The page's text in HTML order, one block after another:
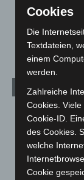
5. August 2026
Kategorien
Blaulicht
Corona-News
Hannover und
Langenhagen
Cookies
Die
Textdateien,
einem
werden.
Zahlreiche
Cookies.
Cookie-ID.
des Cookies.
welche
Cookie